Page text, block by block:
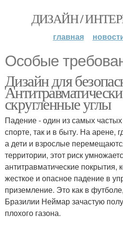
ДИЗАЙН /
главная
Особые
Дизайн для
скругленные углы
Падение - один из самых частых
спорте, так и в быту. На арене,
а дети и взрослые
территории, этот риск
антитравматические
жесткое и опасное падение в
приземление. Это как в
Бразилии Неймар зачастую
плохого газона.